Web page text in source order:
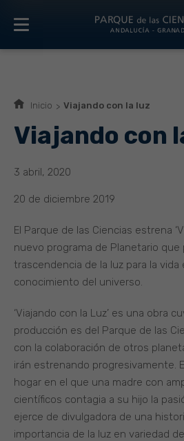
Inicio Viajando con la luz
Viajando con
3 abril, 2020
20 de diciembre 2019
El Parque de las Ciencias estrena
nuevo programa de Planetario que
trascendencia de la luz para la vida
conocimiento del universo.
‘Viajando con la Luz’ es una obra
producción es del Parque de las
con la colaboración de otros
irán estrenando progresivamente.
hogar en el que una madre con
científicos contagia a su hijo la
ejerce de divulgadora de una
importancia de la luz en variedad